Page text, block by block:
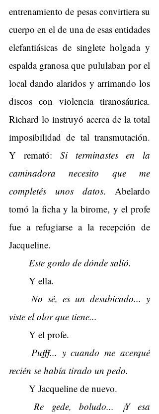
entrenamiento de pesas convirtiera su
cuerpo en el de una de esas entidades
elefantiásicas de singlete holgada y
espalda granosa que pululaban por el
local dando alaridos y arrimando los
discos con violencia tiranosáurica.
Richard lo instruyó acerca de la total
imposibilidad de tal transmutación.
Y remató: Si terminastes en la
caminadora necesito que me
completés unos datos. Abelardo
tomó la ficha y la birome, y el profe
fue a refugiarse a la recepción de
Jacqueline.
Este gordo de dónde salió.
Y ella.
No sé, es un desubicado... y
viste el olor que tiene...
Y el profe.
Pufff... y cuando me acerqué
recién se había tirado un pedo.
Y Jacqueline de nuevo.
Re gede, boludo... ¡Y esa